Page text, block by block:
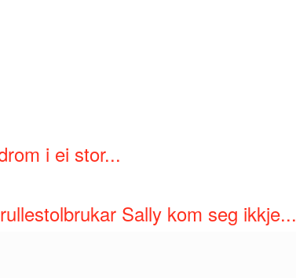
i ei stor...
Sally kom seg ikkje...